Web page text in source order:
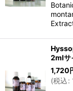
2mlサ
1,720
(税込: